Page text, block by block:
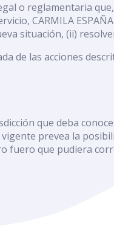
o reglamentaria
CARMILA
situación, (ii)
de las acciones
que deba
prevea la
fuero que pudiera